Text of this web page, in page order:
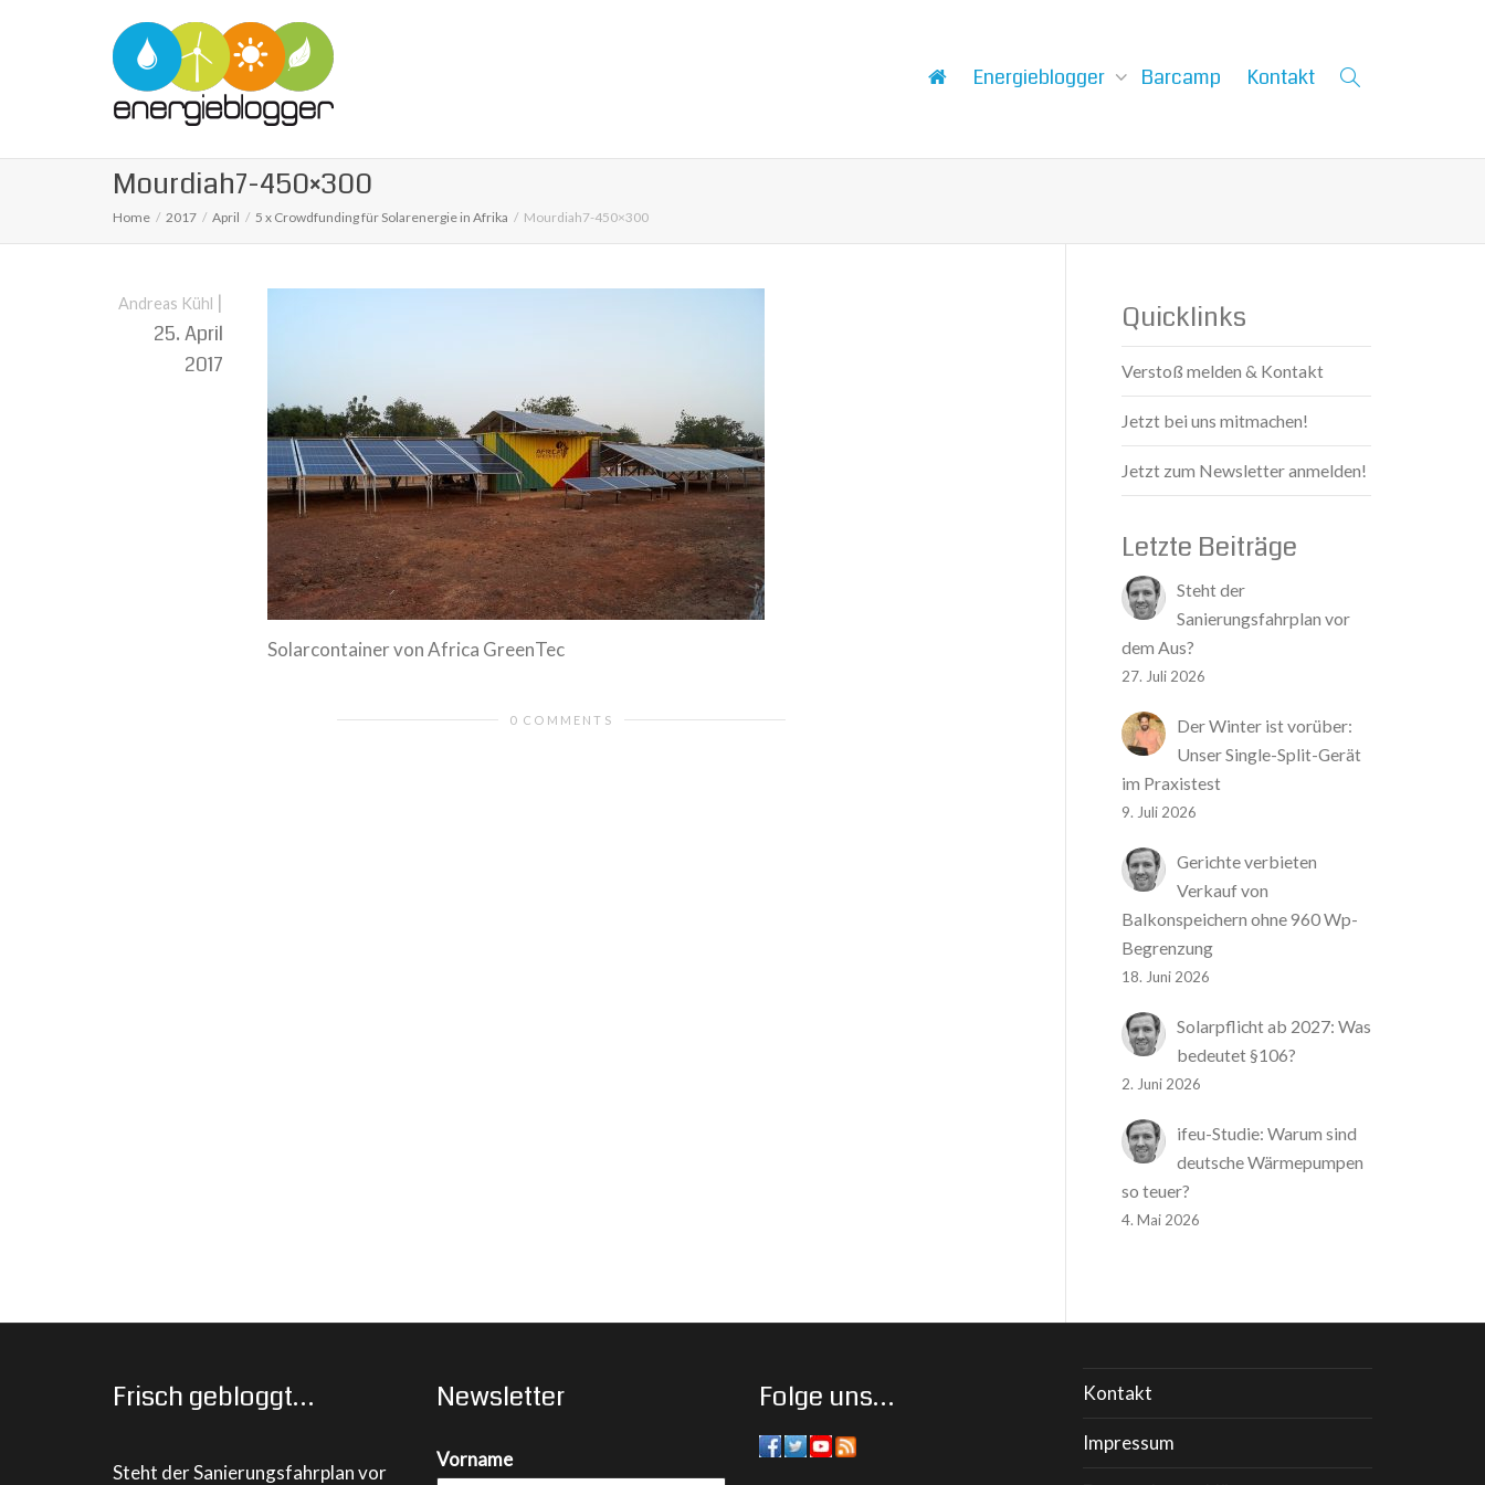
Energieblogger Barcamp Kontakt
Mourdiah7-450×300
Home 2017 April 5 x Crowdfunding für Solarenergie in Afrika Mourdiah7-450×300
Andreas Kühl |
25. April
2017
Solarcontainer von Africa GreenTec
0 COMMENTS
Quicklinks
Verstoß melden & Kontakt
Jetzt bei uns mitmachen!
Jetzt zum Newsletter anmelden!
Letzte Beiträge
Steht der
Sanierungsfahrplan vor
dem Aus?
27. Juli 2026
Der Winter ist vorüber:
Unser Single-Split-Gerät
im Praxistest
9. Juli 2026
Gerichte verbieten
Verkauf von
Balkonspeichern ohne 960 Wp-
Begrenzung
18. Juni 2026
Solarpflicht ab 2027: Was
bedeutet §106?
2. Juni 2026
ifeu-Studie: Warum sind
deutsche Wärmepumpen
so teuer?
4. Mai 2026
Frisch gebloggt…
Steht der Sanierungsfahrplan vor
Newsletter
Vorname
Folge uns… Kontakt
Impressum